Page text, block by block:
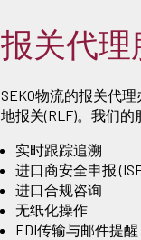
报关代理
SEKO物流的报关代
地报关(RLF)。我们的
实时跟踪追溯
进口商安全申报
进口合规咨询
无纸化操作
EDI传输与邮件提醒